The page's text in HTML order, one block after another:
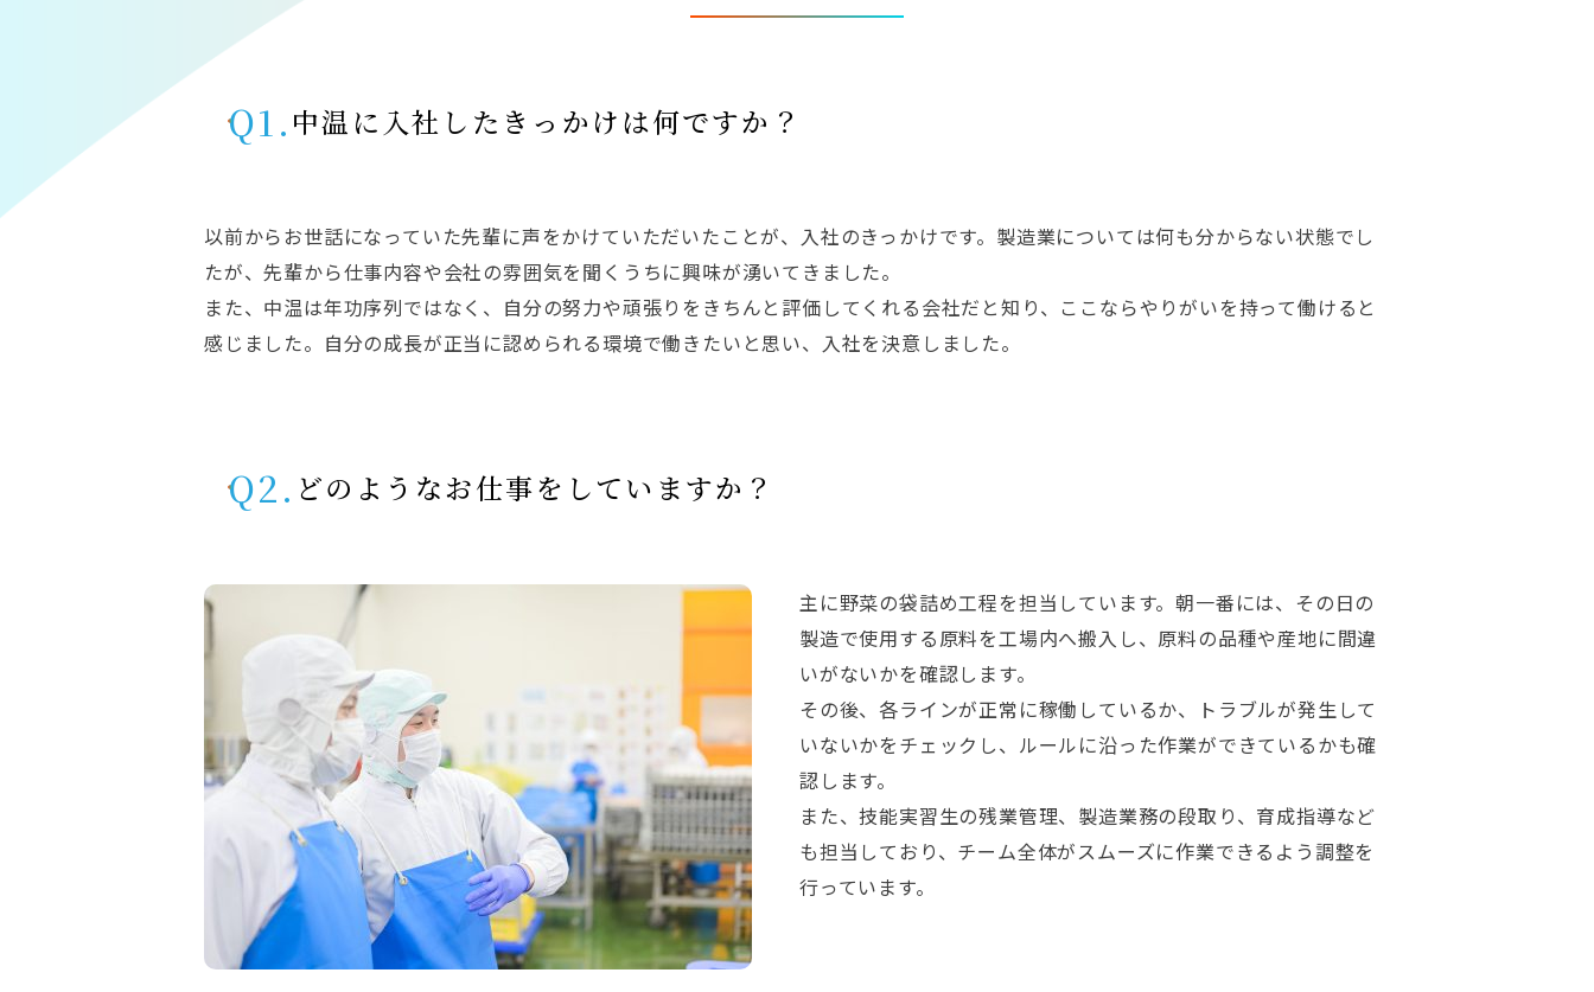
Q1. 中温に入社したきっかけは何ですか？
以前からお世話になっていた先輩に声をかけていただいたことが、入社のきっかけです。製造業については何も分からない状態でし
たが、先輩から仕事内容や会社の雰囲気を聞くうちに興味が湧いてきました。
また、中温は年功序列ではなく、自分の努力や頑張りをきちんと評価してくれる会社だと知り、ここならやりがいを持って働けると
感じました。自分の成長が正当に認められる環境で働きたいと思い、入社を決意しました。
Q2. どのようなお仕事をしていますか？
主に野菜の袋詰め工程を担当しています。朝一番には、その日の
製造で使用する原料を工場内へ搬入し、原料の品種や産地に間違
いがないかを確認します。
その後、各ラインが正常に稼働しているか、トラブルが発生して
いないかをチェックし、ルールに沿った作業ができているかも確
認します。
また、技能実習生の残業管理、製造業務の段取り、育成指導など
も担当しており、チーム全体がスムーズに作業できるよう調整を
行っています。